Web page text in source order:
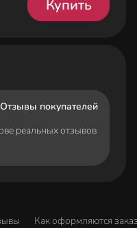
Купить
Отзывы покупателей
реальных отзывов
Как оформляются